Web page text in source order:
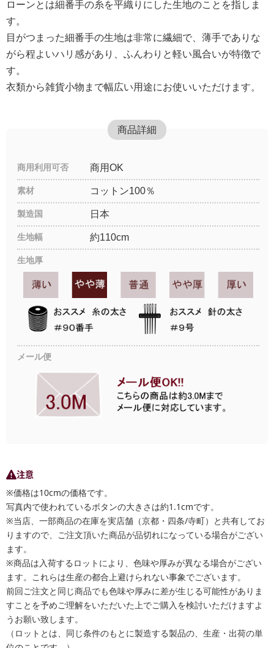
ローンとは細番手の糸を平織りにした生地のことを指しま
す。
目がつまった細番手の生地は非常に繊細で、薄手でありな
がら程よいハリ感があり、ふんわりと軽い風合いが特徴で
す。
衣類から雑貨小物まで幅広い用途にお使いいただけます。
商品詳細
商用利用可否 商用OK
素材 コットン100％
製造国 日本
生地幅 約110cm
生地厚
メール便
注意
※価格は10cmの価格です。
写真内で使われているボタンの大きさは約1.1cmです。
※当店、一部商品の在庫を実店舗（京都・四条/寺町）と共有してお
りますので、ご注文頂いた商品が品切れになっている場合がござい
ます。
※商品は入荷するロットにより、色味や厚みが異なる場合がござい
ます。これらは生産の都合上避けられない事象でございます。
前回ご注文と同じ商品でも色味や厚みに差が生じる可能性がありま
すことを予めご理解をいただいた上でご購入を検討いただけますよ
うお願い致します。
（ロットとは、同じ条件のもとに製造する製品の、生産・出荷の単